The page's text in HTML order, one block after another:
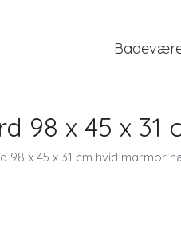
98 x 45 x
98 x 45 x 31 cm hvid marmor